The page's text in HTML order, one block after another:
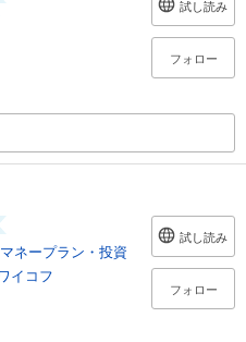
試し読み
フォロー
マネープラン・投資
イコフ
試し読み
フォロー